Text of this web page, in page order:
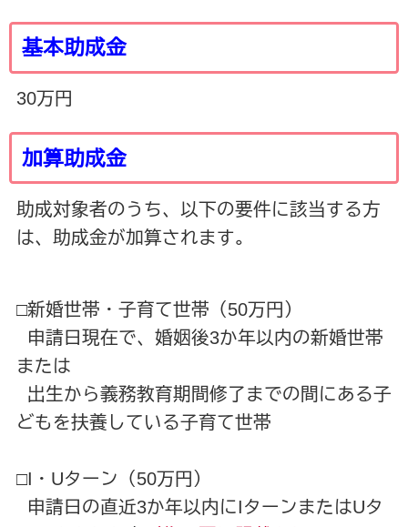
基本助成金
30万円
加算助成金
助成対象者のうち、以下の要件に該当する方
は、助成金が加算されます。
□新婚世帯・子育て世帯（50万円）
申請日現在で、婚姻後3か年以内の新婚世帯
または
出生から義務教育期間修了までの間にある子
どもを扶養している子育て世帯
□I・Uターン（50万円）
申請日の直近3か年以内にIターンまたはUタ